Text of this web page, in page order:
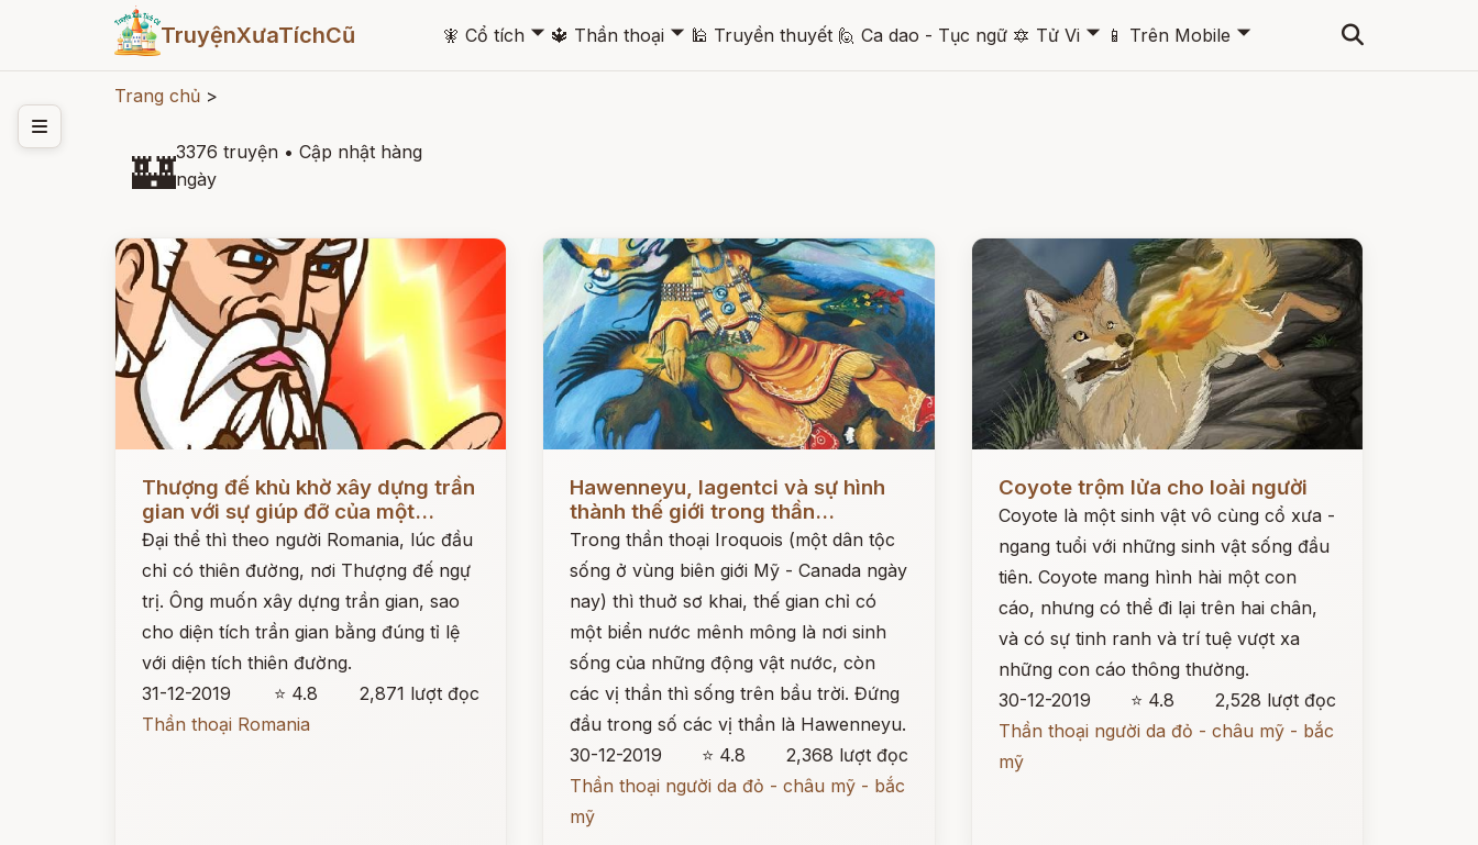
TruyệnXưaTíchCũ 🧚 Cổ tích 🞃 🔱 Thần thoại 🞃 🕌 Truyền thuyết 🙋 Ca dao - Tục ngữ 🔯 Tử Vi 🞃 📱 Trên Mobile 🞃
Trang chủ >
🏰3376 truyện • Cập nhật hàng
ngày
Thượng đế khù khờ xây dựng trần
gian với sự giúp đỡ của một...
Đại thể thì theo người Romania, lúc đầu
chỉ có thiên đường, nơi Thượng đế ngự
trị. Ông muốn xây dựng trần gian, sao
cho diện tích trần gian bằng đúng tỉ lệ
với diện tích thiên đường.
31-12-2019
⭐ 4.8
2,871 lượt đọc
Thần thoại Romania
Hawenneyu, Iagentci và sự hình
thành thế giới trong thần...
Trong thần thoại Iroquois (một dân tộc
sống ở vùng biên giới Mỹ - Canada ngày
nay) thì thuở sơ khai, thế gian chỉ có
một biển nước mênh mông là nơi sinh
sống của những động vật nước, còn
các vị thần thì sống trên bầu trời. Đứng
đầu trong số các vị thần là Hawenneyu.
30-12-2019
⭐ 4.8
2,368 lượt đọc
Thần thoại người da đỏ - châu mỹ - bắc
mỹ
Coyote trộm lửa cho loài người
Coyote là một sinh vật vô cùng cổ xưa -
ngang tuổi với những sinh vật sống đầu
tiên. Coyote mang hình hài một con
cáo, nhưng có thể đi lại trên hai chân,
và có sự tinh ranh và trí tuệ vượt xa
những con cáo thông thường.
30-12-2019
⭐ 4.8
2,528 lượt đọc
Thần thoại người da đỏ - châu mỹ - bắc
mỹ